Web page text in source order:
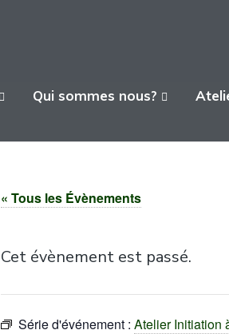
Qui sommes nous?
« Tous les Évènements
Cet évènement est passé.
Série d'événement : Atelier Initiation